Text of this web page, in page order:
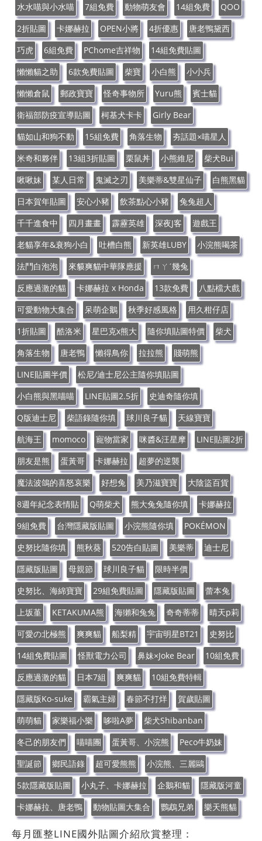
水水喵與小水喵
7組免費 動物萌友會 14組免費
QOO
2折貼圖
卡娜赫拉 OPEN小將 4折優惠
唐老鴨黛西
巧虎
6組免費 PChome吉祥物
14組免費貼圖
懶懶貓之助
6款免費貼圖 柴寶 小白熊
小小兵
懶懶倉鼠
郵政寶寶 怪奇事物所 Yuru熊
賓士貓
衛福部防疫宣導貼圖
柯基犬卡卡
Girly Bear
貓如山和狗不動
15組免費 角落生物
夯話題×喵星人
米奇和夥伴
13組3折貼圖 栗鼠丼 小熊維尼
柴犬Bui
啾啾妹
某人日常 鬼滅之刃 美樂蒂&雙星仙子
白熊黑貓
日本賀年貼圖
安心小豬 飲茶點心小豬
兔兔超人
千千進食中
四月畫畫 霹靂英雄 深夜J客
遊戲王
老貓享年&衰狗小白
吐槽白熊 新英雄LUBY
小浣熊喝茶
法鬥白泡泡
來貘爽貓中華隊應援
ㄇㄚˊ幾兔
反應過激的貓
卡娜赫拉 x Honda 13款免費
八點檔大戲
可愛動物大集合
呆萌企鵝 秋季好感風格
用久柑仔店
1折貼圖
酷洛米 星巴克x熊大 隨你填貼圖特價
柴犬
角落生物
唐老鴨 懶得鳥你 拉拉熊
賤萌熊
LINE貼圖半價
松尼/迪士尼公主隨你填貼圖
小白熊與黑喵喵
LINE貼圖2.5折
史迪奇隨你填
Q版迪士尼
柴語錄隨你填 球川良子貓
天線寶寶
航海王
momoco 寵物當家 咪醬&汪星摩
LINE貼圖2折
朋友是熊
蛋黃哥 卡娜赫拉
超夢的逆襲
魔法波鴿的喜怒哀樂
好想兔 美乃滋寶寶
大陰盜百貨
8週年紀念表情貼
Q萌柴犬 熊大兔兔隨你填
卡娜赫拉
9組免費
台灣隱藏版貼圖 小浣熊隨你填
POKÉMON
史努比隨你填
熊秋葵 520告白貼圖 美樂蒂
迪士尼
隱藏版貼圖
母親節 球川良子貓
限時半價
史努比、海綿寶寶
29組免費貼圖 隱藏版貼圖
蕾本兔
上坂堇
KETAKUMA熊 海獺和兔兔 奇奇蒂蒂
晴天p莉
可愛の北極熊
爽爽貓 船梨精 宇宙明星BT21
史努比
14組免費貼圖
怪獸電力公司 鼻妹×Joke Bear
10組免費
反應過激的貓
日本7組 爽爽貓
10組免費特輯
隱藏版Ko-suke
霸氣主婦 春節不打烊
賀歲貼圖
萌萌貓
家樂福小樂 哆啦A夢
柴犬Shibanban
冬己的朋友們
喵喵團 蛋黃哥、小浣熊
Peco牛奶妹
聖誕節
鄉民語錄 超可愛熊熊
小浣熊、三麗鷗
5款隱藏版貼圖
小丸子、卡娜赫拉 企鵝和貓
隱藏版河童
卡娜赫拉、唐老鴨
動物貼圖大集合 鸚鵡兄弟 樂天熊貓
每月匯整LINE國外貼圖介紹欣賞整理：